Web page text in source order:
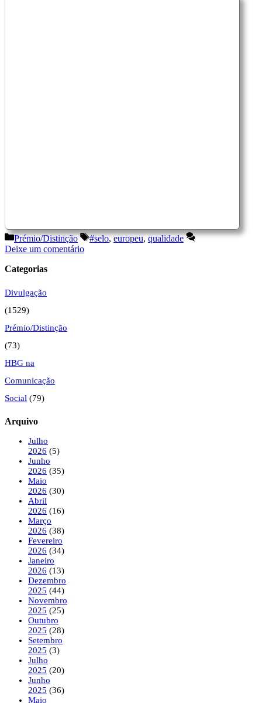
Categorias
Prémio/Distinção Etiquetas
#selo,europeu,qualidade
Deixe um comentário
Categorias
Divulgação
(1529)
Prémio/Distinção
(73)
HBG na
Comunicação
Social (79)
Arquivo
Julho
2026 (5)
Junho
2026 (35)
Maio
2026 (30)
Abril
2026 (16)
Março
2026 (38)
Fevereiro
2026 (34)
Janeiro
2026 (13)
Dezembro
2025 (44)
Novembro
2025 (25)
Outubro
2025 (28)
Setembro
2025 (3)
Julho
2025 (20)
Junho
2025 (36)
Maio